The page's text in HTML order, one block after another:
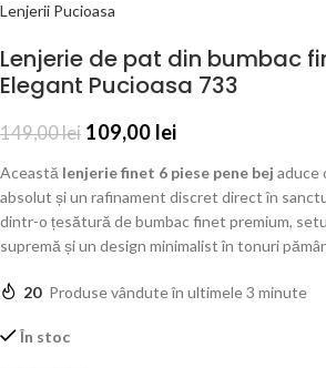
Lenjerii Pucioasa
Lenjerie de pat din bumbac
Elegant Pucioasa 733
149,00lei 109,00 lei
Această lenjerie finet 6 piese pene bej aduce
absolut și un rafinament discret direct în
dintr-o țesătură de bumbac finet premium,
supremă și un design minimalist în tonuri
20 Produse vândute în ultimele 3 minute
În stoc